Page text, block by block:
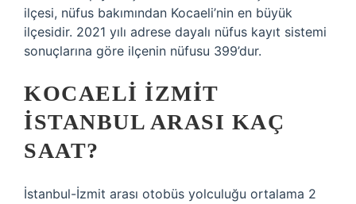
ilçesi, nüfus bakımından Kocaeli’nin en büyük
ilçesidir. 2021 yılı adrese dayalı nüfus kayıt sistemi
sonuçlarına göre ilçenin nüfusu 399’dur.
KOCAELI İZMIT
İSTANBUL ARASI KAÇ
SAAT?
İstanbul-İzmit arası otobüs yolculuğu ortalama 2